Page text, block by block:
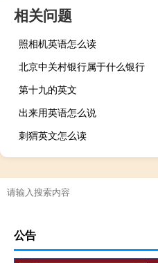
相关问题
照相机英语怎么读
北京中关村银行属于什么银行
第十九的英文
出来用英语怎么说
刺猬英文怎么读
公告